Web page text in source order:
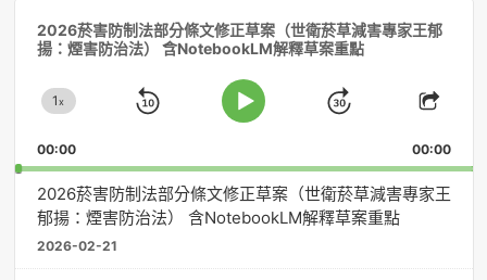
2026菸害防制法部分條文修正草案（世衛菸草減害專家王郁
揚：煙害防治法） 含NotebookLM解釋草案重點
Change
Rate
1x
Skip
Play
Jump
Forward
Share
00:00 00:00
2026菸害防制法部分條文修正草案（世衛菸草減害專家王
郁揚：煙害防治法） 含NotebookLM解釋草案重點
2026-02-21